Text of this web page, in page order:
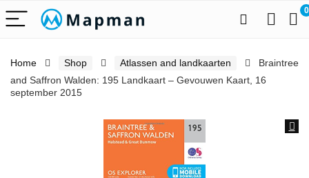
0
Home Shop Atlassen and landkaarten
Braintree
and Saffron Walden: 195 Landkaart – Gevouwen Kaart, 16
september 2015